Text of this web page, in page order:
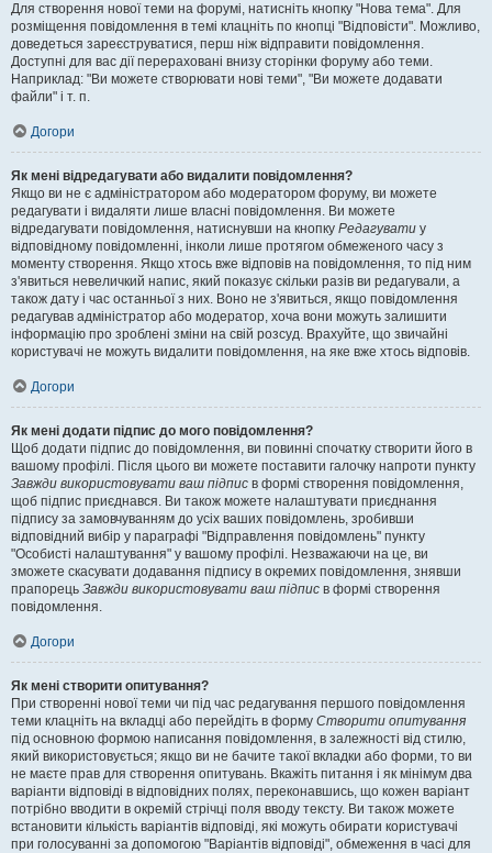
Для створення нової теми на форумі, натисніть кнопку "Нова тема". Для
розміщення повідомлення в темі клацніть по кнопці "Відповісти". Можливо,
доведеться зареєструватися, перш ніж відправити повідомлення.
Доступні для вас дії перераховані внизу сторінки форуму або теми.
Наприклад: "Ви можете створювати нові теми", "Ви можете додавати
файли" і т. п.
Догори
Як мені відредагувати або видалити повідомлення?
Якщо ви не є адміністратором або модератором форуму, ви можете
редагувати і видаляти лише власні повідомлення. Ви можете
відредагувати повідомлення, натиснувши на кнопку Редагувати у
відповідному повідомленні, інколи лише протягом обмеженого часу з
моменту створення. Якщо хтось вже відповів на повідомлення, то під ним
з'явиться невеличкий напис, який показує скільки разів ви редагували, а
також дату і час останньої з них. Воно не з'явиться, якщо повідомлення
редагував адміністратор або модератор, хоча вони можуть залишити
інформацію про зроблені зміни на свій розсуд. Врахуйте, що звичайні
користувачі не можуть видалити повідомлення, на яке вже хтось відповів.
Догори
Як мені додати підпис до мого повідомлення?
Щоб додати підпис до повідомлення, ви повинні спочатку створити його в
вашому профілі. Після цього ви можете поставити галочку напроти пункту
Завжди використовувати ваш підпис в формі створення повідомлення,
щоб підпис приєднався. Ви також можете налаштувати приєднання
підпису за замовчуванням до усіх ваших повідомлень, зробивши
відповідний вибір у параграфі "Відправлення повідомлень" пункту
"Особисті налаштування" у вашому профілі. Незважаючи на це, ви
зможете скасувати додавання підпису в окремих повідомлення, знявши
прапорець Завжди використовувати ваш підпис в формі створення
повідомлення.
Догори
Як мені створити опитування?
При створенні нової теми чи під час редагування першого повідомлення
теми клацніть на вкладці або перейдіть в форму Створити опитування
під основною формою написання повідомлення, в залежності від стилю,
який використовується; якщо ви не бачите такої вкладки або форми, то ви
не маєте прав для створення опитувань. Вкажіть питання і як мінімум два
варіанти відповіді в відповідних полях, переконавшись, що кожен варіант
потрібно вводити в окремій стрічці поля вводу тексту. Ви також можете
встановити кількість варіантів відповіді, які можуть обирати користувачі
при голосуванні за допомогою "Варіантів відповіді", обмеження в часі для